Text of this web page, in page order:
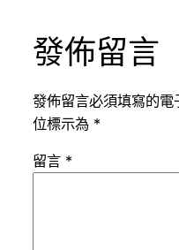
發佈留言
發佈留言必須填寫的電
位標示為 *
留言 *